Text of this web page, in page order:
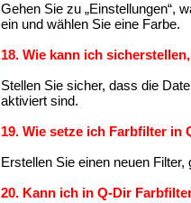
Gehen Sie zu „Einstellungen“,
ein und wählen Sie eine Farbe.
18. Wie kann ich
Stellen Sie sicher, dass die
aktiviert sind.
19. Wie setze ich Farbfilter in
Erstellen Sie einen neuen
20. Kann ich in Q-Dir